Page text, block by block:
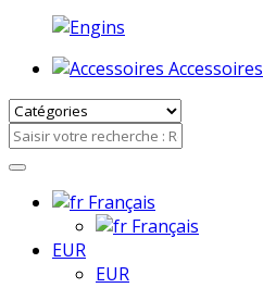
Accessoires
Français
Français
EUR
EUR